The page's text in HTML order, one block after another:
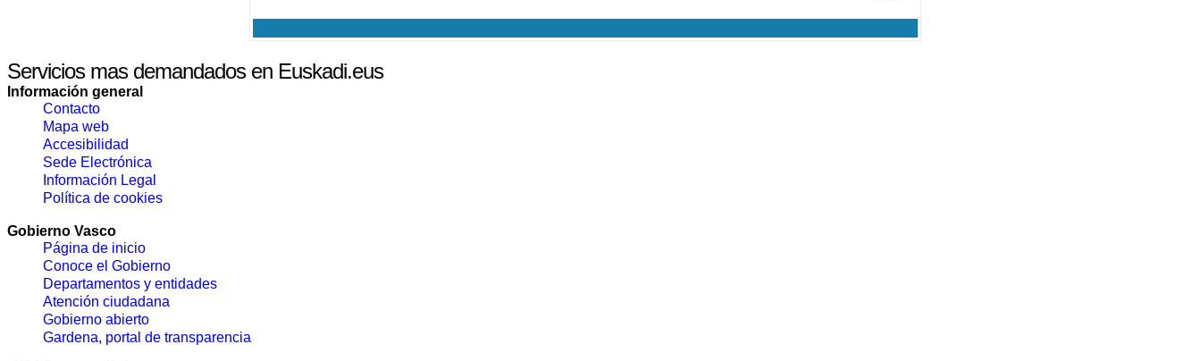
Servicios mas demandados en Euskadi.eus
Información general
Contacto
Mapa web
Accesibilidad
Sede Electrónica
Información Legal
Política de cookies
Gobierno Vasco
Página de inicio
Conoce el Gobierno
Departamentos y entidades
Atención ciudadana
Gobierno abierto
Gardena, portal de transparencia